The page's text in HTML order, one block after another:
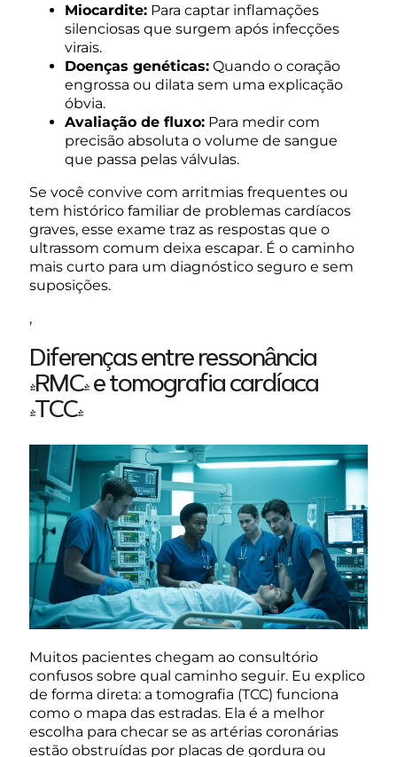
Miocardite: Para captar inflamações
silenciosas que surgem após infecções
virais.
Doenças genéticas: Quando o coração
engrossa ou dilata sem uma explicação
óbvia.
Avaliação de fluxo: Para medir com
precisão absoluta o volume de sangue
que passa pelas válvulas.
Se você convive com arritmias frequentes ou
tem histórico familiar de problemas cardíacos
graves, esse exame traz as respostas que o
ultrassom comum deixa escapar. É o caminho
mais curto para um diagnóstico seguro e sem
suposições.
,
Diferenças entre ressonância
(RMC) e tomografia cardíaca
(TCC)
Muitos pacientes chegam ao consultório
confusos sobre qual caminho seguir. Eu explico
de forma direta: a tomografia (TCC) funciona
como o mapa das estradas. Ela é a melhor
escolha para checar se as artérias coronárias
estão obstruídas por placas de gordura ou